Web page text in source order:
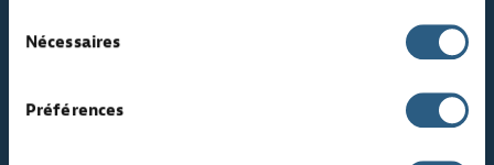
Nécessaires
Préférences